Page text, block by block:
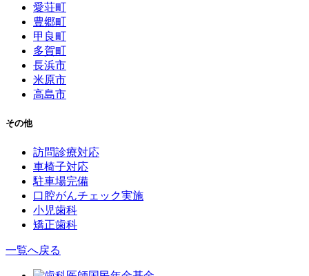
愛荘町
豊郷町
甲良町
多賀町
長浜市
米原市
高島市
その他
訪問診療対応
車椅子対応
駐車場完備
口腔がんチェック実施
小児歯科
矯正歯科
一覧へ戻る